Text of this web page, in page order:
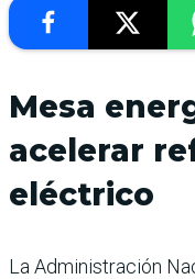
Mesa
acelerar
eléctrico
La Administración